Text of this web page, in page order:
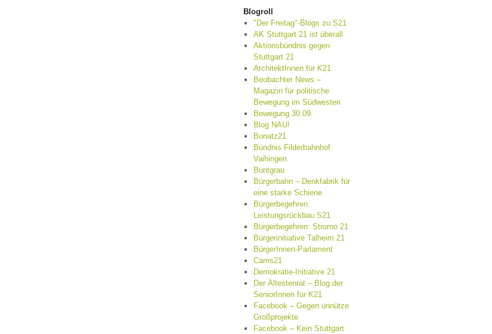
Blogroll
"Der Freitag"-Blogs zu S21
AK Stuttgart 21 ist überall
Aktionsbündnis gegen
Stuttgart 21
ArchitektInnen für K21
Beobachter News –
Magazin für politische
Bewegung im Südwesten
Bewegung 30.09.
Blog NAU!
Bonatz21
Bündnis Filderbahnhof
Vaihingen
Buntgrau
Bürgerbahn – Denkfabrik für
eine starke Schiene
Bürgerbegehren:
Leistungsrückbau S21
Bürgerbegehren: Strorno 21
Bürgerinitiative Talheim 21
BürgerInnen-Parlament
Cams21
Demokratie-Initiative 21
Der Ältestenrat – Blog der
SeniorInnen für K21
Facebook – Gegen unnütze
Großprojekte
Facebook – Kein Stuttgart